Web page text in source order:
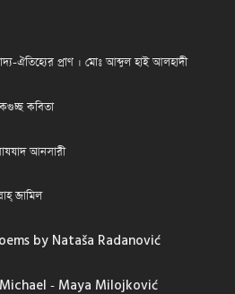
ঐতিহ্যের প্রাণ । মোঃ আব্দুল হাই আলহাদী
কবিতা
আনসারী
জামিল
by Nataša Radanović
- Maya Milojković